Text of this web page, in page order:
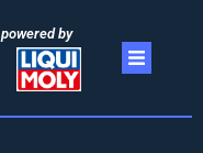
powered by